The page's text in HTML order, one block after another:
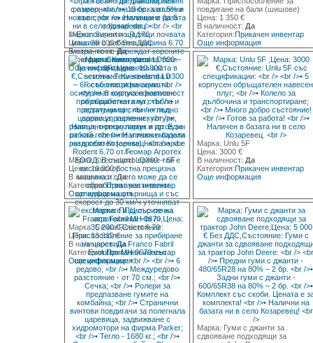
Марка: Supertino R 170
Цена: 38 000 € Без ДДС
В наличност:Да
Категория:Сламопреси
Още информация
Марка: Сечка Rodent 6.70
Цена: 13 810 €
В наличност:Да
Категория:Прикачен инвентар
Още информация
повдигане на бали (шишове)
Цена: 1 350 €
В наличност:Да
Категория:Прикачен инвентар
Още информация
Марка: Kverneland LD300 – 6F
Цена: 10 800 €
В наличност:Да
Категория:Прикачен инвентар
Още информация
Марка: Unlu 5F
Цена: 3000 €
В наличност:Да
Категория:Прикачен инвентар
Още информация
Марка: Гуми с джанти за
сдвояване подходящи за